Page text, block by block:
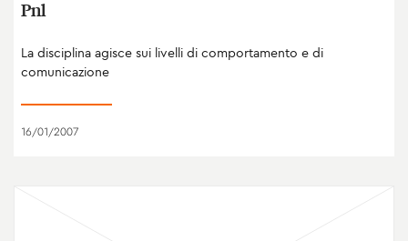
Pnl
La disciplina agisce sui livelli di comportamento e di
comunicazione
16/01/2007